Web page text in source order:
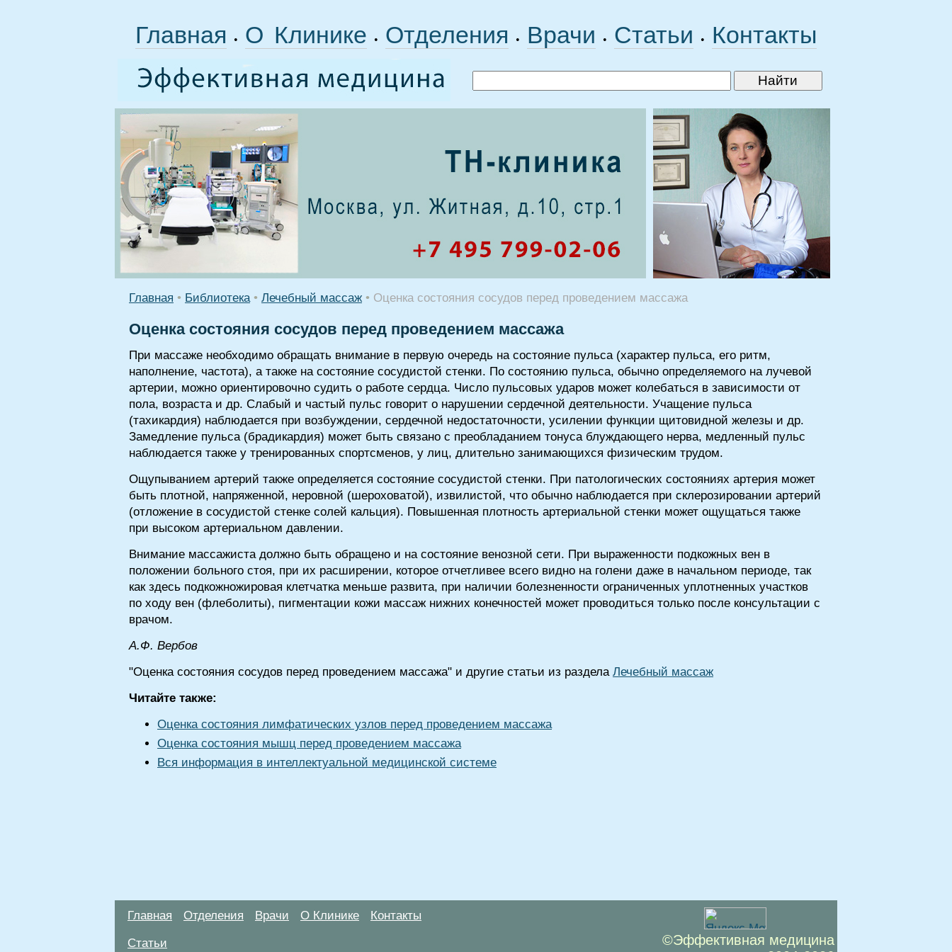
Главная • О Клинике • Отделения • Врачи • Статьи • Контакты
Главная • Библиотека • Лечебный массаж • Оценка состояния сосудов перед проведением массажа
Оценка состояния сосудов перед проведением массажа
При массаже необходимо обращать внимание в первую очередь на состояние пульса (характер пульса, его ритм,
наполнение, частота), а также на состояние сосудистой стенки. По состоянию пульса, обычно определяемого на лучевой
артерии, можно ориентировочно судить о работе сердца. Число пульсовых ударов может колебаться в зависимости от
пола, возраста и др. Слабый и частый пульс говорит о нарушении сердечной деятельности. Учащение пульса
(тахикардия) наблюдается при возбуждении, сердечной недостаточности, усилении функции щитовидной железы и др.
Замедление пульса (брадикардия) может быть связано с преобладанием тонуса блуждающего нерва, медленный пульс
наблюдается также у тренированных спортсменов, у лиц, длительно занимающихся физическим трудом.
Ощупыванием артерий также определяется состояние сосудистой стенки. При патологических состояниях артерия может
быть плотной, напряженной, неровной (шероховатой), извилистой, что обычно наблюдается при склерозировании артерий
(отложение в сосудистой стенке солей кальция). Повышенная плотность артериальной стенки может ощущаться также
при высоком артериальном давлении.
Внимание массажиста должно быть обращено и на состояние венозной сети. При выраженности подкожных вен в
положении больного стоя, при их расширении, которое отчетливее всего видно на голени даже в начальном периоде, так
как здесь подкожножировая клетчатка меньше развита, при наличии болезненности ограниченных уплотненных участков
по ходу вен (флеболиты), пигментации кожи массаж нижних конечностей может проводиться только после консультации с
врачом.
А.Ф. Вербов
"Оценка состояния сосудов перед проведением массажа" и другие статьи из раздела Лечебный массаж
Читайте также:
Оценка состояния лимфатических узлов перед проведением массажа
Оценка состояния мышц перед проведением массажа
Вся информация в интеллектуальной медицинской системе
Главная Отделения Врачи О Клинике Контакты
Статьи
©Эффективная медицина